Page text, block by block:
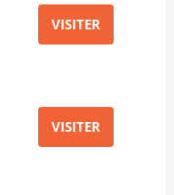
VISITER
VISITER